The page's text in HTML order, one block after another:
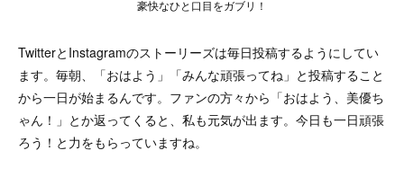
豪快なひと口目をガブリ！
TwitterとInstagramのストーリーズは毎日投稿するようにしてい
ます。毎朝、「おはよう」「みんな頑張ってね」と投稿すること
から一日が始まるんです。ファンの方々から「おはよう、美優ち
ゃん！」とか返ってくると、私も元気が出ます。今日も一日頑張
ろう！と力をもらっていますね。